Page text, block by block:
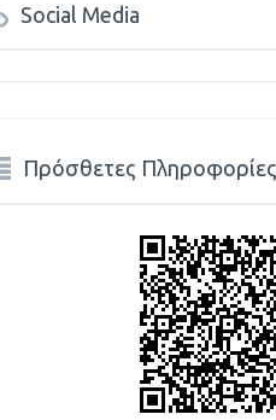
Social Media
Πρόσθετες Πληροφορίες